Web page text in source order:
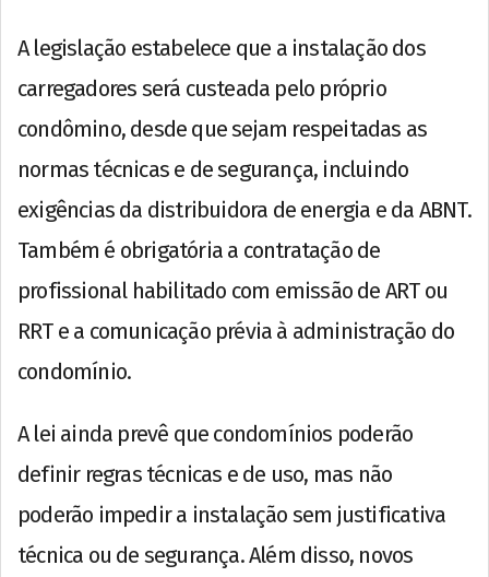
A legislação estabelece que a instalação dos
carregadores será custeada pelo próprio
condômino, desde que sejam respeitadas as
normas técnicas e de segurança, incluindo
exigências da distribuidora de energia e da ABNT.
Também é obrigatória a contratação de
profissional habilitado com emissão de ART ou
RRT e a comunicação prévia à administração do
condomínio.
A lei ainda prevê que condomínios poderão
definir regras técnicas e de uso, mas não
poderão impedir a instalação sem justificativa
técnica ou de segurança. Além disso, novos